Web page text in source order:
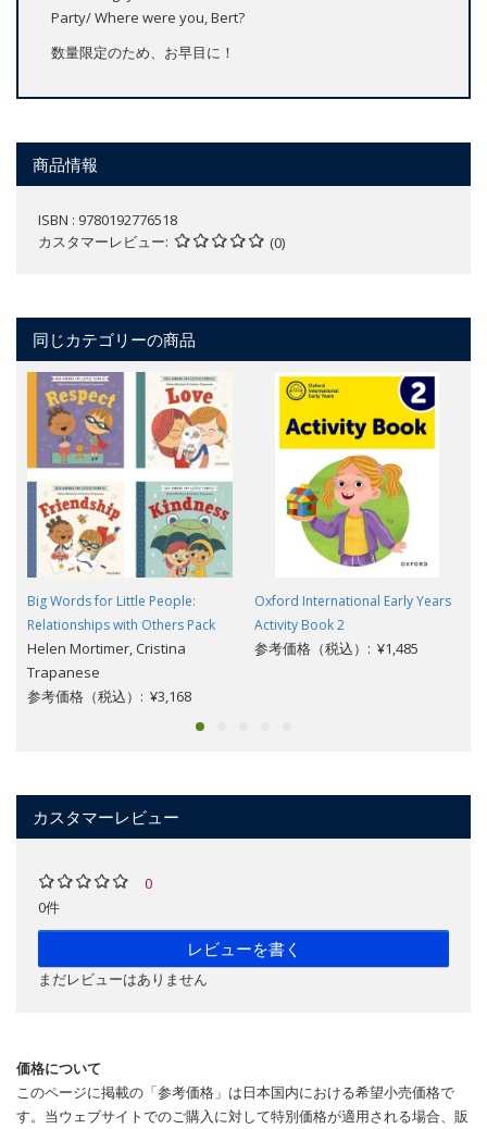
Party/ Where were you, Bert?
数量限定のため、お早目に！
商品情報
ISBN : 9780192776518
カスタマーレビュー
(0)
同じカテゴリーの商品
Big Words for Little People:
Relationships with Others Pack
Helen Mortimer, Cristina
Trapanese
参考価格（税込）: ¥3,168
Oxford International Early Years
Activity Book 2
参考価格（税込）: ¥1,485
カスタマーレビュー
0
0件
レビューを書く
まだレビューはありません
価格について
このページに掲載の「参考価格」は日本国内における希望小売価格で
す。当ウェブサイトでのご購入に対して特別価格が適用される場合、販